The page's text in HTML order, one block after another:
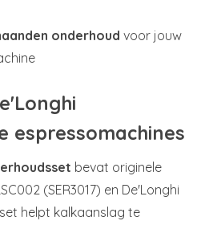
onderhoudvoor jouw
espressomachines
bevat originele
(SER3017) en De'Longhi
helpt kalkaanslag te